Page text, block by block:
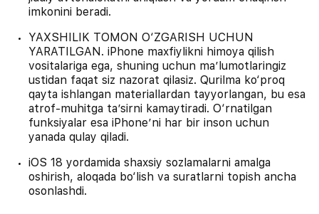
imkonini beradi.
YAXSHILIK TOMON O‘ZGARISH UCHUN
YARATILGAN. iPhone maxfiylikni himoya qilish
vositalariga ega, shuning uchun maʼlumotlaringiz
ustidan faqat siz nazorat qilasiz. Qurilma ko‘proq
qayta ishlangan materiallardan tayyorlangan, bu esa
atrof-muhitga taʼsirni kamaytiradi. O‘rnatilgan
funksiyalar esa iPhone’ni har bir inson uchun
yanada qulay qiladi.
iOS 18 yordamida shaxsiy sozlamalarni amalga
oshirish, aloqada bo‘lish va suratlarni topish ancha
osonlashdi.